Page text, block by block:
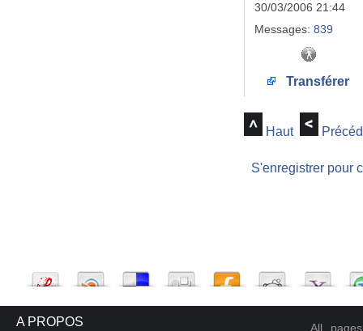
30/03/2006 21:44
Messages: 839
Transférer
Haut
S'enregistrer pour
A PROPOS
All